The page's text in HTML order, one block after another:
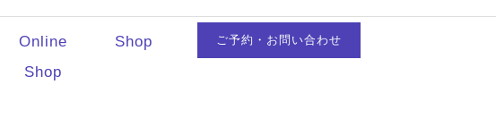
Online
Shop
Shop ご予約・お問い合わせ